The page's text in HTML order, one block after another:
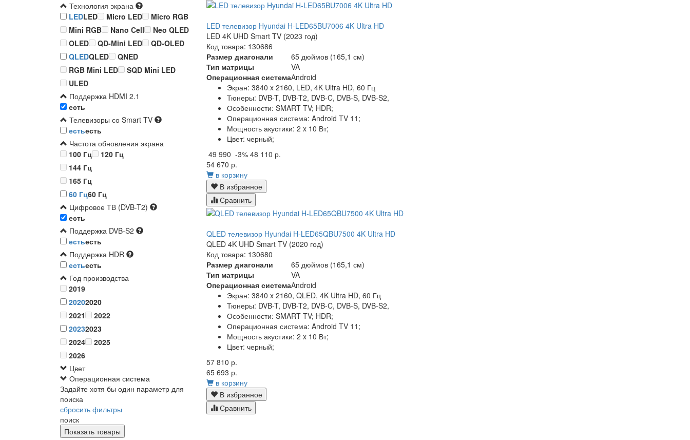
Технология экрана
LEDLED Micro LED
Micro RGB
Mini RGB
Nano Cell
Neo QLED
OLED
QD-Mini LED
QD-OLED
QLEDQLED
QNED
RGB Mini LED
SQD Mini LED
ULED
Поддержка HDMI 2.1
есть
Телевизоры со Smart TV
естьесть
Частота обновления экрана
100 Гц
120 Гц
144 Гц
165 Гц
60 Гц60 Гц
Цифровое ТВ (DVB-T2)
есть
Поддержка DVB-S2
естьесть
Поддержка HDR
естьесть
Год производства
2019
20202020
2021
2022
20232023
2024
2025
2026
Цвет
Операционная система
Задайте хотя бы один параметр для
поиска
сбросить фильтры
поиск
LED телевизор Hyundai H-LED65BU7006 4K Ultra HD
LED 4K UHD Smart TV (2023 год)
Код товара: 130686
Размер диагонали
65 дюймов (165,1 см)
Тип матрицы
VA
Операционная системаAndroid
Экран: 3840 x 2160, LED, 4K Ultra HD, 60 Гц
Тюнеры: DVB-T, DVB-T2, DVB-C, DVB-S, DVB-S2,
Особенности: SMART TV; HDR;
Операционная система: Android TV 11;
Мощность акустики: 2 x 10 Вт;
Цвет: черный;
49 990 -3% 48 110 р.
54 670 р.
в корзину
В избранное
Сравнить
QLED телевизор Hyundai H-LED65QBU7500 4K Ultra HD
QLED 4K UHD Smart TV (2020 год)
Код товара: 130680
Размер диагонали
65 дюймов (165,1 см)
Тип матрицы
VA
Операционная системаAndroid
Экран: 3840 x 2160, QLED, 4K Ultra HD, 60 Гц
Тюнеры: DVB-T, DVB-T2, DVB-C, DVB-S, DVB-S2,
Особенности: SMART TV; HDR;
Операционная система: Android TV 11;
Мощность акустики: 2 x 10 Вт;
Цвет: черный;
57 810 р.
65 693 р.
в корзину
В избранное
Сравнить